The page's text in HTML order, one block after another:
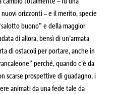
orizzonti – e il merito, specie
buono” e della maggior
di allora, bensì di un’armata
di ostacoli per portare, anche in
perché, quando c’è da
scarse prospettive di guadagno, i
animati da una fede tale da